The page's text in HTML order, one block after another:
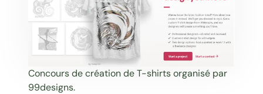
Concours de création de T-shirts organisé par
99designs.